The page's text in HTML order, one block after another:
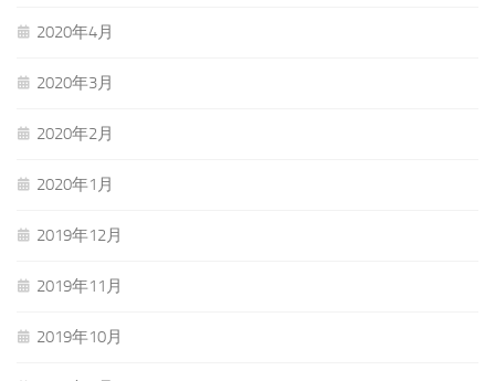
2020年4月
2020年3月
2020年2月
2020年1月
2019年12月
2019年11月
2019年10月